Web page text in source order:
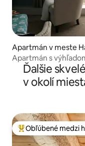
Apartmán v meste
Apartmán s
Ďalšie
v okolí
Najobľúbenejšie
Obľúbené medzi